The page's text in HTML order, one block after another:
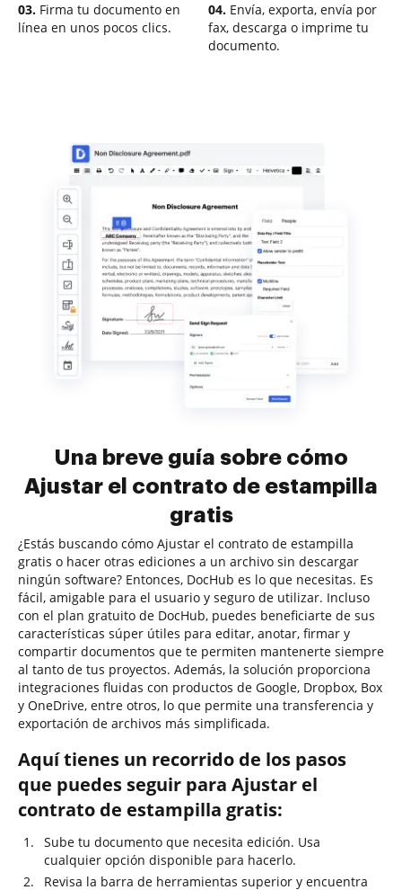
03. Firma tu documento en
línea en unos pocos clics.
04. Envía, exporta, envía por
fax, descarga o imprime tu
documento.
Una breve guía sobre cómo
Ajustar el contrato de estampilla
gratis
¿Estás buscando cómo Ajustar el contrato de estampilla
gratis o hacer otras ediciones a un archivo sin descargar
ningún software? Entonces, DocHub es lo que necesitas. Es
fácil, amigable para el usuario y seguro de utilizar. Incluso
con el plan gratuito de DocHub, puedes beneficiarte de sus
características súper útiles para editar, anotar, firmar y
compartir documentos que te permiten mantenerte siempre
al tanto de tus proyectos. Además, la solución proporciona
integraciones fluidas con productos de Google, Dropbox, Box
y OneDrive, entre otros, lo que permite una transferencia y
exportación de archivos más simplificada.
Aquí tienes un recorrido de los pasos
que puedes seguir para Ajustar el
contrato de estampilla gratis:
Sube tu documento que necesita edición. Usa
cualquier opción disponible para hacerlo.
Revisa la barra de herramientas superior y encuentra